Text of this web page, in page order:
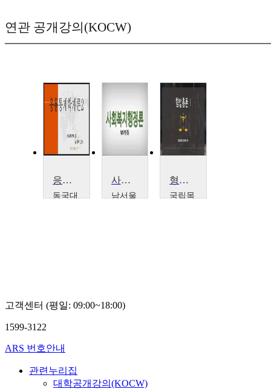
연관 공개강의(KOCW)
응용통계학2
동국대
사회복지행정론
남서울
형법총론 1
국립목
고객센터 (평일: 09:00~18:00)
1599-3122
ARS 번호안내
관련누리집
대학공개강의(KOCW)